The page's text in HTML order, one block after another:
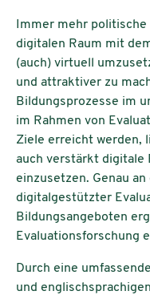
Immer mehr
digitalen Raum mit
(auch) virtuell
und attraktiver zu
Bildungsprozesse im
im Rahmen von
Ziele erreicht werden,
auch verstärkt digitale
einzusetzen. Genau
digitalgestützter
Bildungsangeboten
Evaluationsforschung
Durch eine
und